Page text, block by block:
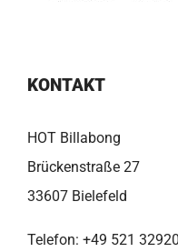
KONTAKT
HOT Billabong
Brückenstraße 27
33607 Bielefeld
Telefon: +49 521